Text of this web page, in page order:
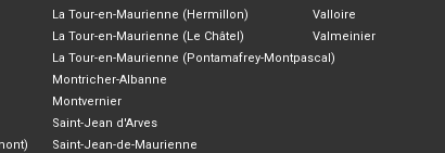
La Tour-en-Maurienne (Hermillon)
La Tour-en-Maurienne (Le Châtel)
La Tour-en-Maurienne (Pontamafrey-Montpascal)
Montricher-Albanne
Montvernier
Saint-Jean d'Arves
Saint-Jean-de-Maurienne
Valloire
Valmeinier